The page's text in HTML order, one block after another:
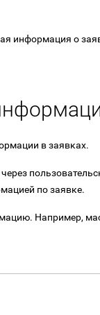
информация о
в заявках.
по заявке.
Например,